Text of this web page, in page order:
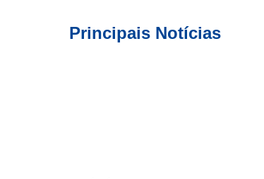
Principais Notícias